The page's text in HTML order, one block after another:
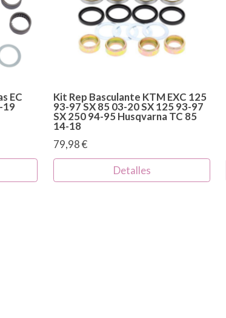
EC
19
Kit Rep Basculante KTM EXC 125
93-97 SX 85 03-20 SX 125 93-97
SX 250 94-95 Husqvarna TC 85
14-18
79,98 €
Detalles